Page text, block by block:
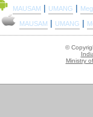
MAUSAM | UMANG |
MAUSAM | UMANG |
©
Ministry